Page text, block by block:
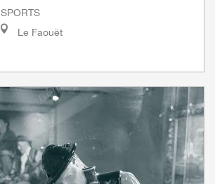
SPORTS
Le Faouët